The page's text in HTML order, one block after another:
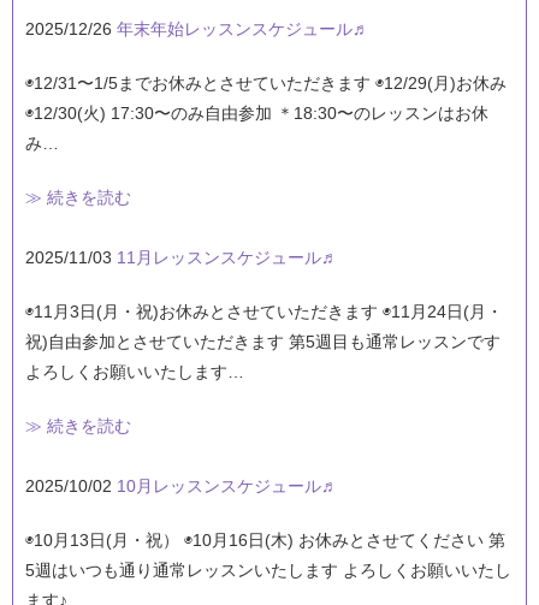
2025/12/26 年末年始レッスンスケジュール♬
◉12/31〜1/5までお休みとさせていただきます ◉12/29(月)お休み
◉12/30(火) 17:30〜のみ自由参加 ＊18:30〜のレッスンはお休
み…
≫ 続きを読む
2025/11/03 11月レッスンスケジュール♬
◉11月3日(月・祝)お休みとさせていただきます ◉11月24日(月・
祝)自由参加とさせていただきます 第5週目も通常レッスンです
よろしくお願いいたします…
≫ 続きを読む
2025/10/02 10月レッスンスケジュール♬
◉10月13日(月・祝） ◉10月16日(木) お休みとさせてください 第
5週はいつも通り通常レッスンいたします よろしくお願いいたし
ます♪